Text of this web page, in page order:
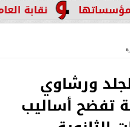
نقابة
ورشاوي
تفضح أساليب